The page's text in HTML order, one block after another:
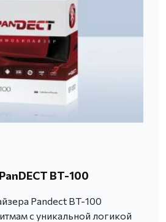
BT-100
Pandect BT-100
с уникальной логикой